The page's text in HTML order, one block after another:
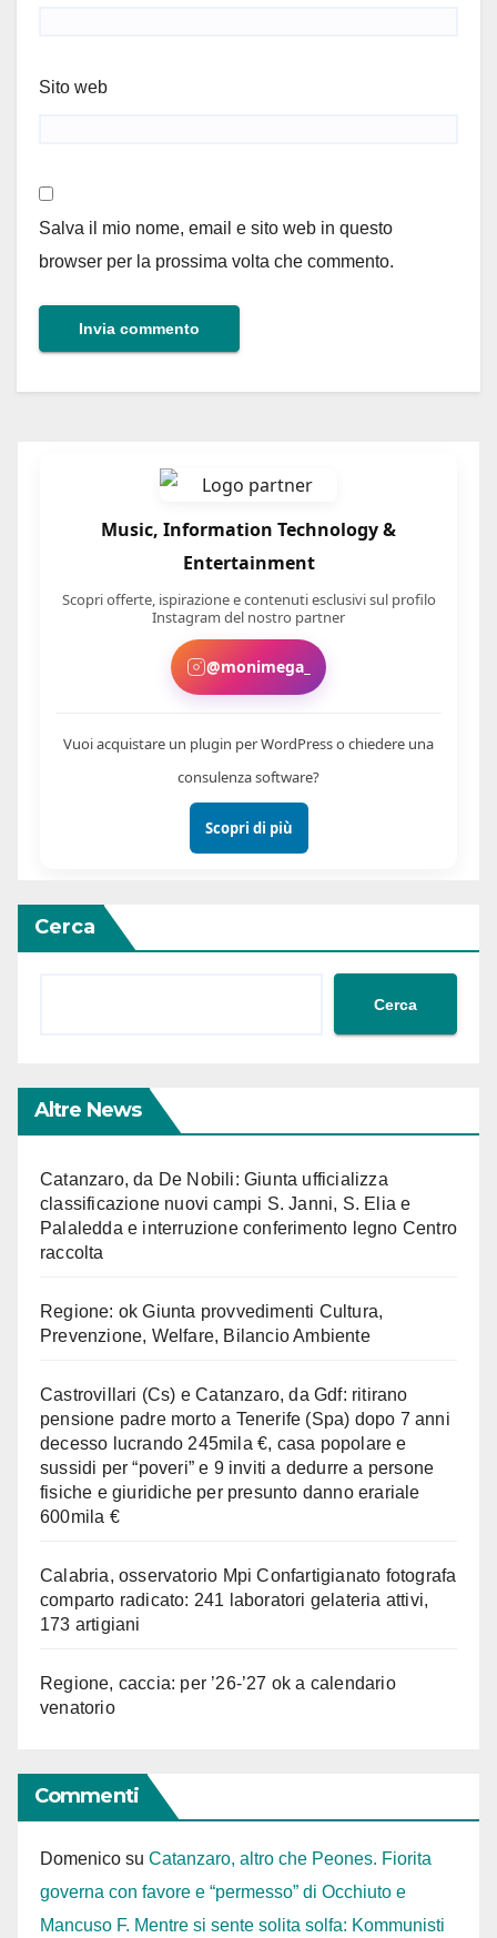
Sito web
Salva il mio nome, email e sito web in questo
browser per la prossima volta che commento.
Cerca
Cerca
Altre News
Catanzaro, da De Nobili: Giunta ufficializza
classificazione nuovi campi S. Janni, S. Elia e
Palaledda e interruzione conferimento legno Centro
raccolta
Regione: ok Giunta provvedimenti Cultura,
Prevenzione, Welfare, Bilancio Ambiente
Castrovillari (Cs) e Catanzaro, da Gdf: ritirano
pensione padre morto a Tenerife (Spa) dopo 7 anni
decesso lucrando 245mila €, casa popolare e
sussidi per “poveri” e 9 inviti a dedurre a persone
fisiche e giuridiche per presunto danno erariale
600mila €
Calabria, osservatorio Mpi Confartigianato fotografa
comparto radicato: 241 laboratori gelateria attivi,
173 artigiani
Regione, caccia: per ’26-’27 ok a calendario
venatorio
Commenti
Domenico su Catanzaro, altro che Peones. Fiorita
governa con favore e “permesso” di Occhiuto e
Mancuso F. Mentre si sente solita solfa: Kommunisti
Music, Information Technology &
Entertainment
Scopri offerte, ispirazione e contenuti esclusivi sul profilo
Instagram del nostro partner
@monimega_
Vuoi acquistare un plugin per WordPress o chiedere una
consulenza software?
Scopri di più